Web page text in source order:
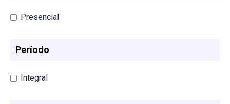
Presencial
Período
Integral